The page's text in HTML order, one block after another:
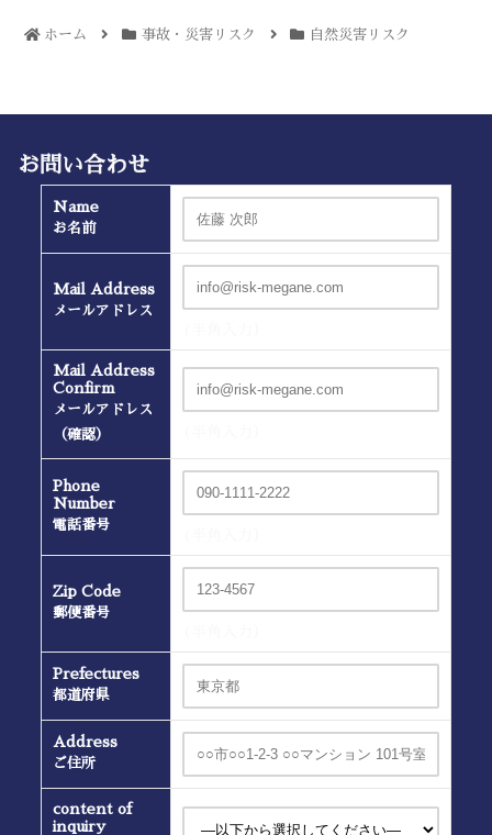
ホーム 事故・災害リスク 自然災害リスク
お問い合わせ
Name
お名前
Mail Address
メールアドレス
Mail Address
Confirm
メールアドレス
（確認）
Phone
Number
電話番号
Zip Code
郵便番号
Prefectures
都道府県
Address
ご住所
content of
inquiry